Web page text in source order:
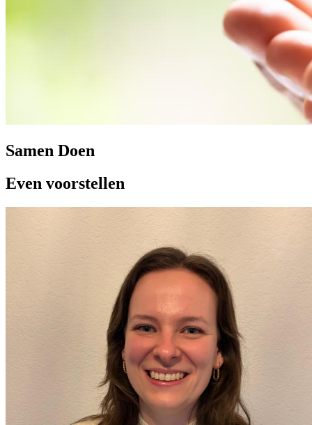
Samen Doen
Even voorstellen